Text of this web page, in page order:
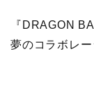
『DRAGON
夢のコラボレー